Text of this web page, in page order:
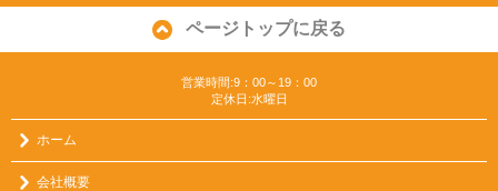
ページトップに戻る
営業時間:9：00～19：00
定休日:水曜日
ホーム
会社概要